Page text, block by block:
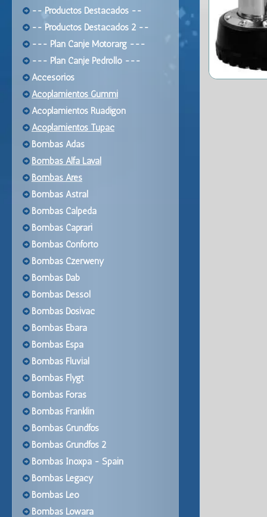
-- Productos Destacados --
-- Productos Destacados 2 --
--- Plan Canje Motorarg ---
--- Plan Canje Pedrollo ---
Accesorios
Acoplamientos Gummi
Acoplamientos Ruadigon
Acoplamientos Tupac
Bombas Adas
Bombas Alfa Laval
Bombas Ares
Bombas Astral
Bombas Calpeda
Bombas Caprari
Bombas Conforto
Bombas Czerweny
Bombas Dab
Bombas Dessol
Bombas Dosivac
Bombas Ebara
Bombas Espa
Bombas Fluvial
Bombas Flygt
Bombas Foras
Bombas Franklin
Bombas Grundfos
Bombas Grundfos 2
Bombas Inoxpa - Spain
Bombas Legacy
Bombas Leo
Bombas Lowara